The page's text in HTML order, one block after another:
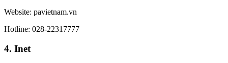
Website: pavietnam.vn
Hotline: 028-22317777
4. Inet